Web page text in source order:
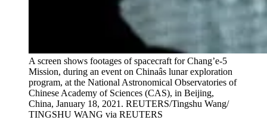
A screen shows footages of spacecraft for Chang’e-5
Mission, during an event on Chinaâs lunar exploration
program, at the National Astronomical Observatories of
Chinese Academy of Sciences (CAS), in Beijing,
China, January 18, 2021. REUTERS/Tingshu Wang/
TINGSHU WANG via REUTERS